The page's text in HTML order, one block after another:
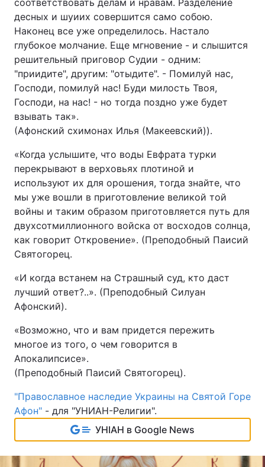
соответствовать делам и нравам. Разделение
десных и шуиих совершится само собою.
Наконец все уже определилось. Настало
глубокое молчание. Еще мгновение - и слышится
решительный приговор Судии - одним:
"приидите", другим: "отыдите". - Помилуй нас,
Господи, помилуй нас! Буди милость Твоя,
Господи, на нас! - но тогда поздно уже будет
взывать так».
(Афонский схимонах Илья (Макеевский)).
«Когда услышите, что воды Евфрата турки
перекрывают в верховьях плотиной и
используют их для орошения, тогда знайте, что
мы уже вошли в приготовление великой той
войны и таким образом приготовляется путь для
двухсотмиллионного войска от восходов солнца,
как говорит Откровение». (Преподобный Паисий
Святогорец.
«И когда встанем на Страшный суд, кто даст
лучший ответ?..». (Преподобный Силуан
Афонский).
«Возможно, что и вам придется пережить
многое из того, о чем говорится в
Апокалипсисе».
(Преподобный Паисий Святогорец).
"Православное наследие Украины на Святой Горе
Афон" - для "УНИАН-Религии".
УНІАН в Google News